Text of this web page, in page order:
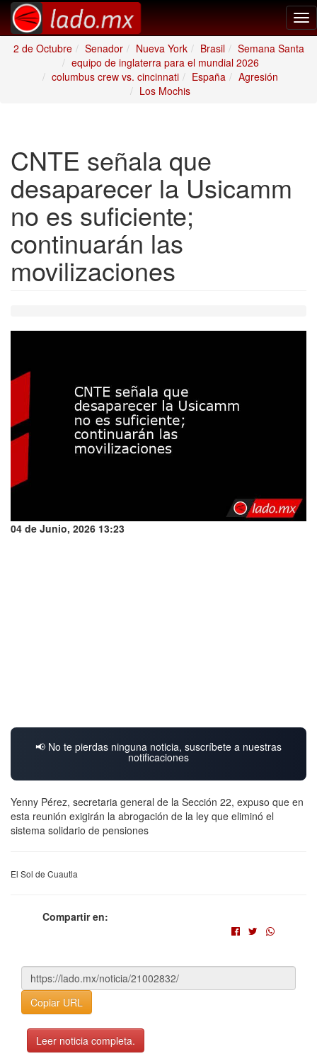
2 de Octubre
Senador Nueva York Brasil
Semana Santa
equipo de inglaterra para el mundial 2026
columbus crew vs. cincinnati
España
Agresión
Los Mochis
CNTE señala que
desaparecer la Usicamm
no es suficiente;
continuarán las
movilizaciones
04 de Junio, 2026 13:23
📢 No te pierdas ninguna noticia, suscríbete a nuestras
notificaciones
Yenny Pérez, secretaria general de la Sección 22, expuso que en
esta reunión exigirán la abrogación de la ley que eliminó el
sistema solidario de pensiones
El Sol de Cuautla
Compartir en:
Copiar URL
Leer noticia completa.